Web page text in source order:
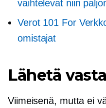
vaihtelevat niin
Verot 101 For
omistajat
Lähetä
Viimeisenä, mutta ei